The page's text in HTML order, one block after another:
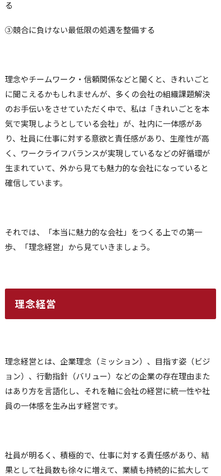
る
③競合に負けない最低限の処遇を整備する
理念やチームワーク・信頼関係などと聞くと、きれいごと
に聞こえるかもしれませんが、多くの会社の組織課題解決
のお手伝いをさせていただく中で、私は「きれいごとを本
気で実現しようとしている会社」が、社内に一体感があ
り、社員に仕事に対する意欲と責任感があり、生産性が高
く、ワークライフバランスが実現しているなどの好循環が
生まれていて、外から見ても魅力的な会社になっていると
確信しています。
それでは、「本当に魅力的な会社」をつくる上での第一
歩、「理念経営」から見ていきましょう。
理念経営
理念経営とは、企業理念（ミッション）、目指す姿（ビジ
ョン）、行動指針（バリュー）などの企業の存在理由また
はあり方を言語化し、それを軸に会社の経営に統一性や社
員の一体感を生み出す経営です。
社員が明るく、積極的で、仕事に対する責任感があり、結
果として社員数も徐々に増えて、業績も持続的に拡大して